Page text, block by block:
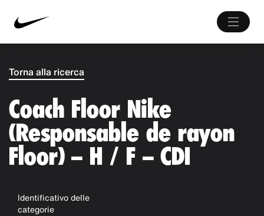
Torna alla ricerca
Coach Floor Nike
(Responsable de rayon
Floor) – H / F – CDI
Identificativo delle
categorie